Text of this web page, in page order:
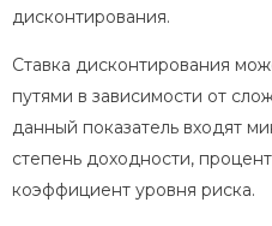
дисконтирования.
Ставка дисконтирования
путями в зависимости от
данный показатель входят
степень доходности,
коэффициент уровня риска.